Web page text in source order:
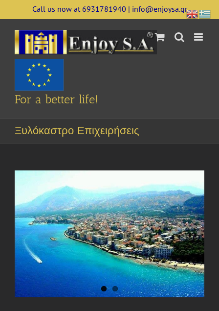
to
content
Call us now at 6931781940 | info@enjoysa.gr
For a better life!
Ξυλόκαστρο Επιχειρήσεις